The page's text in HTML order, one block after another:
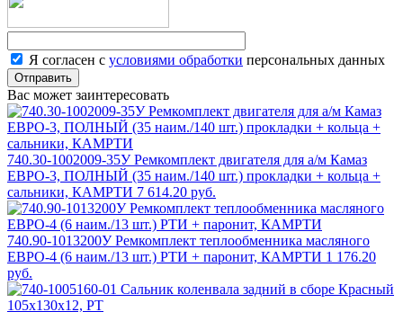
Я согласен с условиями обработки персональных данных
Отправить
Вас может заинтересовать
740.30-1002009-35У Ремкомплект двигателя для а/м Камаз
ЕВРО-3, ПОЛНЫЙ (35 наим./140 шт.) прокладки + кольца +
сальники, КАМРТИ 7 614.20 руб.
740.90-1013200У Ремкомплект теплообменника масляного
ЕВРО-4 (6 наим./13 шт.) РТИ + паронит, КАМРТИ 1 176.20
руб.